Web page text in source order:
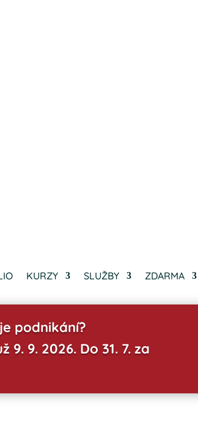
KURZY SLUŽBY ZDARMA
podnikání?
9. 2026. Do 31. 7. za